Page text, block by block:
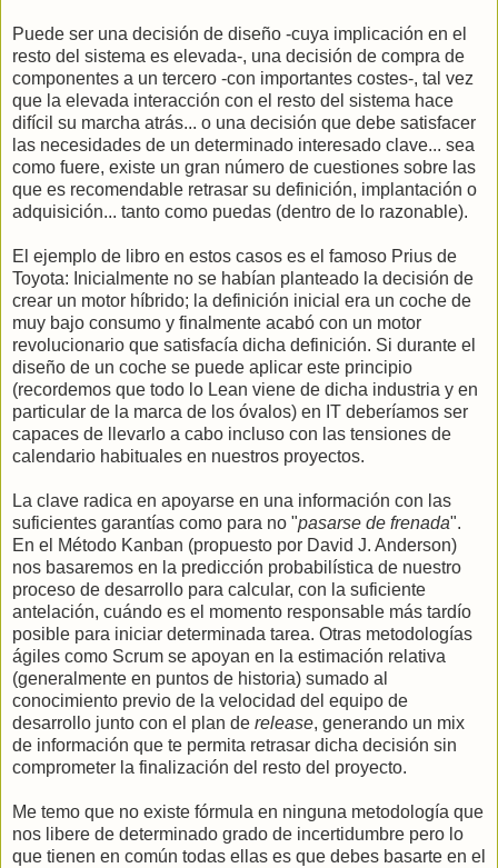
Puede ser una decisión de diseño -cuya implicación en el
resto del sistema es elevada-, una decisión de compra de
componentes a un tercero -con importantes costes-, tal vez
que la elevada interacción con el resto del sistema hace
difícil su marcha atrás... o una decisión que debe satisfacer
las necesidades de un determinado interesado clave... sea
como fuere, existe un gran número de cuestiones sobre las
que es recomendable retrasar su definición, implantación o
adquisición... tanto como puedas (dentro de lo razonable).
El ejemplo de libro en estos casos es el famoso Prius de
Toyota: Inicialmente no se habían planteado la decisión de
crear un motor híbrido; la definición inicial era un coche de
muy bajo consumo y finalmente acabó con un motor
revolucionario que satisfacía dicha definición. Si durante el
diseño de un coche se puede aplicar este principio
(recordemos que todo lo Lean viene de dicha industria y en
particular de la marca de los óvalos) en IT deberíamos ser
capaces de llevarlo a cabo incluso con las tensiones de
calendario habituales en nuestros proyectos.
La clave radica en apoyarse en una información con las
suficientes garantías como para no "pasarse de frenada".
En el Método Kanban (propuesto por David J. Anderson)
nos basaremos en la predicción probabilística de nuestro
proceso de desarrollo para calcular, con la suficiente
antelación, cuándo es el momento responsable más tardío
posible para iniciar determinada tarea. Otras metodologías
ágiles como Scrum se apoyan en la estimación relativa
(generalmente en puntos de historia) sumado al
conocimiento previo de la velocidad del equipo de
desarrollo junto con el plan de release, generando un mix
de información que te permita retrasar dicha decisión sin
comprometer la finalización del resto del proyecto.
Me temo que no existe fórmula en ninguna metodología que
nos libere de determinado grado de incertidumbre pero lo
que tienen en común todas ellas es que debes basarte en el